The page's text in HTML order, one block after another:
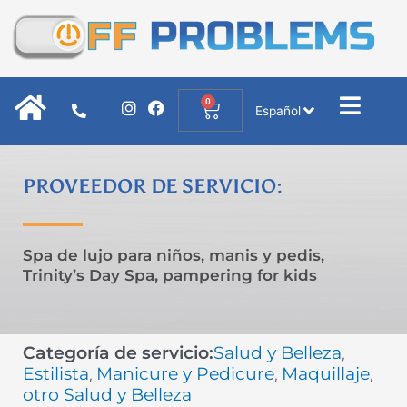
contenido
I
g
F
o
0
Cart Español
PROVEEDOR DE SERVICIO:
Spa de lujo para niños, manis y pedis,
Trinity’s Day Spa, pampering for kids
Categoría de servicio:Salud y Belleza,
Estilista, Manicure y Pedicure, Maquillaje,
otro Salud y Belleza